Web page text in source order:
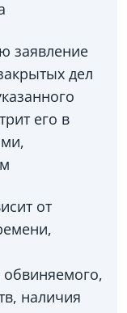
заявление
дел
его в
от
обвиняемого,
наличия